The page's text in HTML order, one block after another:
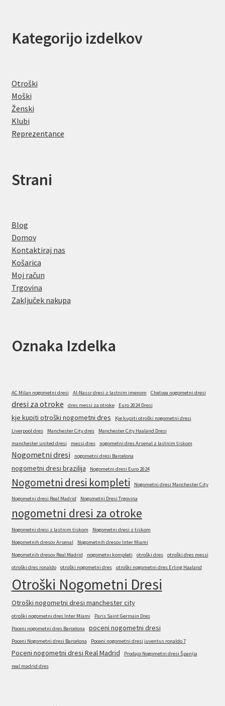
Kategorijo izdelkov
Otroški
Moški
Ženski
Klubi
Reprezentance
Strani
Blog
Domov
Kontaktiraj nas
Košarica
Moj račun
Trgovina
Zaključek nakupa
Oznaka Izdelka
AC Milan nogometni dresi Al-Nassr dresi z lastnim imenom Chelsea nogometni dresi
dresi za otroke dres messi za otroke Euro 2024 Dresi
kje kupiti otroški nogometni dres
Kje kupiti otroški nogometni dresi
Liverpool dres
Manchester City dres
Manchester City Haaland Dresi
manchester united dresi
messi dres nogometni dres Arsenal z lastnim tiskom
Nogometni dresi nogometni dresi Barcelona
nogometni dresi brazilija Nogometni dresi Euro 2024
Nogometni dresi kompleti Nogometni dresi Manchester City
Nogometni dresi Real Madrid Nogometni Dresi Trgovina
nogometni dresi za otroke
Nogometni dresi z lastnim tiskom
Nogometni dresi z tiskom
Nogometnih dresov Arsenal
Nogometnih dresov Inter Miami
Nogometnih dresov Real Madrid
nogometni kompleti otroški dres
otroški dres messi
otroški dres ronaldo
otroški nogometni dres otroški nogometni dres Erling Haaland
Otroški Nogometni Dresi
Otroški nogometni dresi manchester city
otroški nogometni dres Inter Miami
Paris Saint Germain Dres
Poceni nogometni dres Barcelona
poceni nogometni dresi
Poceni Nogometni dresi Barcelona Poceni nogometni dresi juventus ronaldo 7
Poceni nogometni dresi Real Madrid
Prodajo Nogometni dresi Španija
real madrid dres